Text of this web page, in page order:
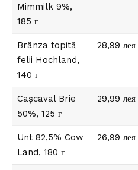
Mimmilk 9%,
185 г
Brânza topită
felii Hochland,
140 г
28,99 лея
Cașcaval Brie
50%, 125 г
29,99 лея
Unt 82,5% Cow
Land, 180 г
26,99 лея